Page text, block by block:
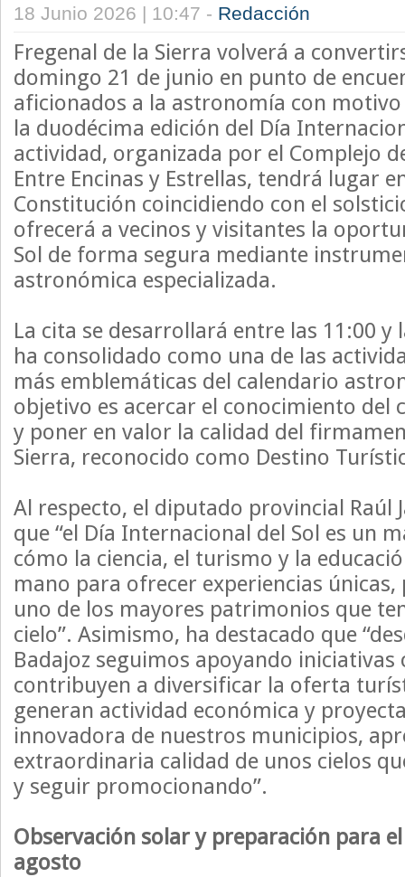
18 Junio 2026 | 10:47 - Redacción
Fregenal de la Sierra volverá a
domingo 21 de junio en punto de
aficionados a la astronomía con motivo
la duodécima edición del Día
actividad, organizada por el Complejo
Entre Encinas y Estrellas, tendrá lugar
Constitución coincidiendo con el
ofrecerá a vecinos y visitantes la
Sol de forma segura mediante
astronómica especializada.
La cita se desarrollará entre las 11:00 y
ha consolidado como una de las
más emblemáticas del calendario
objetivo es acercar el conocimiento del
y poner en valor la calidad del
Sierra, reconocido como Destino
Al respecto, el diputado provincial Raúl
que “el Día Internacional del Sol es un
cómo la ciencia, el turismo y la
mano para ofrecer experiencias
uno de los mayores patrimonios que
cielo”. Asimismo, ha destacado que
Badajoz seguimos apoyando
contribuyen a diversificar la oferta
generan actividad económica y
innovadora de nuestros municipios,
extraordinaria calidad de unos cielos
y seguir promocionando”.
Observación solar y preparación para
agosto